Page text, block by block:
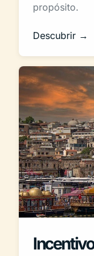
propósito.
Descubrir →